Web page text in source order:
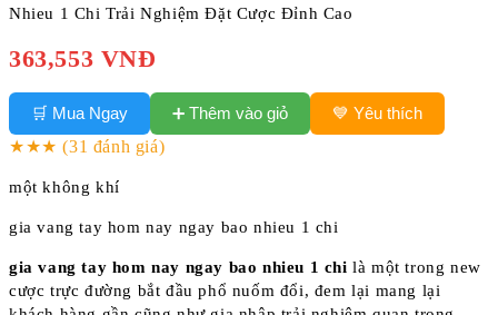
Nhieu 1 Chi Trải Nghiệm Đặt Cược Đỉnh Cao
363,553 VNĐ
🛒 Mua Ngay ➕ Thêm vào giỏ
💙 Yêu thích
★★★(31 đánh giá)
một không khí
gia vang tay hom nay ngay bao nhieu 1 chi
gia vang tay hom nay ngay bao nhieu 1 chi là một trong new
cược trực đường bắt đầu phổ nuốm đổi, đem lại mang lại